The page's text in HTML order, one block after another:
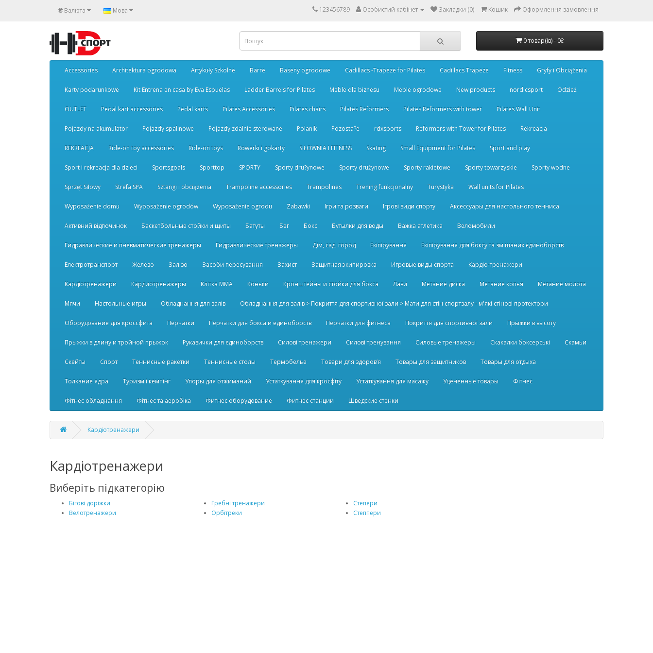
₴ Валюта Мова 123456789 Особистий кабінет Закладки (0) Кошик Оформлення замовлення
0 товар(ів) - 0₴
Accessories Architektura ogrodowa Artykuły Szkolne Barre Baseny ogrodowe Cadillacs -Trapeze for Pilates Cadillacs Trapeze Fitness Gryfy i Obciążenia
Karty podarunkowe Kit Entrena en casa by Eva Espuelas Ladder Barrels for Pilates Meble dla biznesu Meble ogrodowe New products nordicsport Odzież
OUTLET Pedal kart accessories Pedal karts Pilates Accessories Pilates chairs Pilates Reformers Pilates Reformers with tower Pilates Wall Unit
Pojazdy na akumulator Pojazdy spalinowe Pojazdy zdalnie sterowane Polanik Pozosta?e rdxsports Reformers with Tower for Pilates Rekreacja
REKREACJA Ride-on toy accessories Ride-on toys Rowerki i gokarty SIŁOWNIA I FITNESS Skating Small Equipment for Pilates Sport and play
Sport i rekreacja dla dzieci Sportsgoals Sporttop SPORTY Sporty dru?ynowe Sporty drużynowe Sporty rakietowe Sporty towarzyskie Sporty wodne
Sprzęt Siłowy Strefa SPA Sztangi i obciążenia Trampoline accessories Trampolines Trening funkcjonalny Turystyka Wall units for Pilates
Wyposażenie domu Wyposażenie ogrodów Wyposażenie ogrodu Zabawki Ігри та розваги Ігрові види спорту Аксессуары для настольного тенниса
Активний відпочинок Баскетбольные стойки и щиты Батуты Бег Бокс Бутылки для воды Важка атлетика Веломобили
Гидравлические и пневматические тренажеры Гидравлические тренажеры Дім, сад, город Екіпірування Екіпірування для боксу та змішаних єдиноборств
Електротранспорт Железо Залізо Засоби пересування Захист Защитная экипировка Игровые виды спорта Кардіо-тренажери
Кардіотренажери Кардиотренажеры Клітка ММА Коньки Кронштейны и стойки для бокса Лави Метание диска Метание копья Метание молота
Мячи Настольные игры Обладнання для залів Обладнання для залів > Покриття для спортивної зали > Мати для стін спортзалу - м'які стінові протектори
Оборудование для кроссфита Перчатки Перчатки для бокса и единоборств Перчатки для фитнеса Покриття для спортивної зали Прыжки в высоту
Прыжки в длину и тройной прыжок Рукавички для єдиноборств Силові тренажери Силові тренування Силовые тренажеры Скакалки боксерські Скамьи
Скейты Спорт Теннисные ракетки Теннисные столы Термобелье Товари для здоров’я Товары для защитников Товары для отдыха
Толкание ядра Туризм і кемпінг Упоры для отжиманий Устаткування для кросфіту Устаткування для масажу Уцененные товары Фітнес
Фітнес обладнання Фітнес та аеробіка Фитнес оборудование Фитнес станции Шведские стенки
Кардіотренажери
Кардіотренажери
Виберіть підкатегорію
Бігові доріжки
Велотренажери
Гребні тренажери
Орбітреки
Степери
Степпери